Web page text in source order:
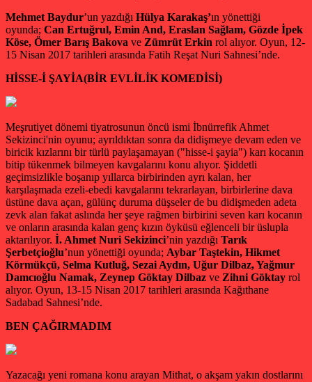
Mehmet Baydur’un yazdığı Hülya Karakaş’ın yönettiği
oyunda; Can Ertuğrul, Emin And, Eraslan Sağlam, Gözde İpek
Köse, Ömer Barış Bakova ve Zümrüt Erkin rol alıyor. Oyun, 12-
15 Nisan 2017 tarihleri arasında Fatih Reşat Nuri Sahnesi’nde.
HİSSE-İ ŞAYİA(BİR EVLİLİK KOMEDİSİ)
Meşrutiyet dönemi tiyatrosunun öncü ismi İbnürrefik Ahmet
Sekizinci'nin oyunu; ayrıldıktan sonra da didişmeye devam eden ve
biricik kızlarını bir türlü paylaşamayan ("hisse-i şayia") karı kocanın
bitip tükenmek bilmeyen kavgalarını konu alıyor. Şiddetli
geçimsizlikle boşanıp yıllarca birbirinden ayrı kalan, her
karşılaşmada ezeli-ebedi kavgalarını tekrarlayan, birbirlerine dava
üstüne dava açan, gülünç duruma düşseler de bu didişmeden adeta
zevk alan fakat aslında her şeye rağmen birbirini seven karı kocanın
ve onların arasında kalan genç kızın öyküsü eğlenceli bir üslupla
aktarılıyor. İ. Ahmet Nuri Sekizinci’nin yazdığı Tarık
Şerbetçioğlu’nun yönettiği oyunda; Aybar Taştekin, Hikmet
Körmükçü, Selma Kutluğ, Sezai Aydın, Uğur Dilbaz, Yağmur
Damcıoğlu Namak, Zeynep Göktay Dilbaz ve Zihni Göktay rol
alıyor. Oyun, 13-15 Nisan 2017 tarihleri arasında Kağıthane
Sadabad Sahnesi’nde.
BEN ÇAĞIRMADIM
Yazacağı yeni romana konu arayan Mithat, o akşam yakın dostlarını